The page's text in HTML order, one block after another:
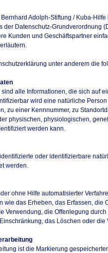
Adolph-Stiftung / Kuba-
der Datenschutz-Grundverordnung
Kunden und Geschäftspartner
unter anderem die
alle Informationen, die sich auf
wird eine natürliche
zu einer Kennnummer, zu
physischen, physiologischen,
werden kann.
oder identifizierbare
werden.
ohne Hilfe automatisierter
wie das Erheben, das Erfassen,
Verwendung, die Offenlegung
das Löschen oder die
ist die Markierung